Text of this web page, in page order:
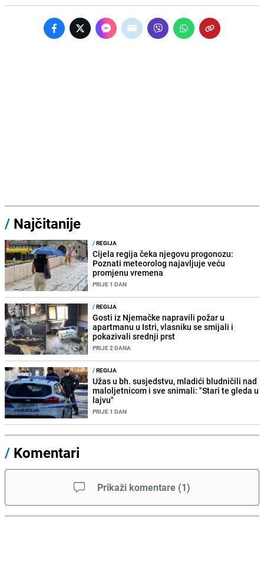
/ Najčitanije
/REGIJA
Cijela regija čeka njegovu progonozu:
Poznati meteorolog najavljuje veću
promjenu vremena
PRIJE 1 DAN
/REGIJA
Gosti iz Njemačke napravili požar u
apartmanu u Istri, vlasniku se smijali i
pokazivali srednji prst
PRIJE 2 DANA
/REGIJA
Užas u bh. susjedstvu, mladići bludničili nad
maloljetnicom i sve snimali: "Stari te gleda u
lajvu"
PRIJE 1 DAN
/ Komentari
Prikaži komentare (1)